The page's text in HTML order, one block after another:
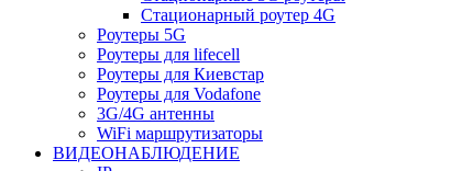
Стационарный роутер 4G
Роутеры 5G
Роутеры для lifecell
Роутеры для Киевстар
Роутеры для Vodafone
3G/4G антенны
WiFi маршрутизаторы
ВИДЕОНАБЛЮДЕНИЕ